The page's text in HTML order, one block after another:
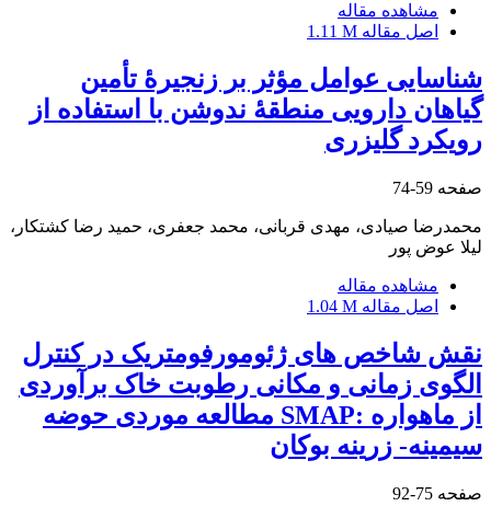
مشاهده مقاله
اصل مقاله 1.11 M
شناسایی عوامل مؤثر بر زنجیرۀ تأمین
گیاهان دارویی منطقۀ ندوشن با استفاده از
رویکرد گلیزری
صفحه 59-74
محمدرضا صیادی، مهدی قربانی، محمد جعفری، حمید رضا کشتکار،
لیلا عوض پور
مشاهده مقاله
اصل مقاله 1.04 M
نقش شاخص های ژئومورفومتریک در کنترل
الگوی زمانی و مکانی رطوبت خاک برآوردی
از ماهواره :SMAP مطالعه موردی حوضه
سیمینه- زرینه بوکان
صفحه 75-92